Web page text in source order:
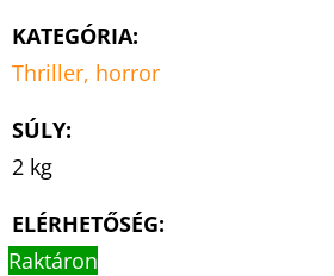
KATEGÓRIA:
Thriller, horror
SÚLY:
2 kg
ELÉRHETŐSÉG:
Raktáron